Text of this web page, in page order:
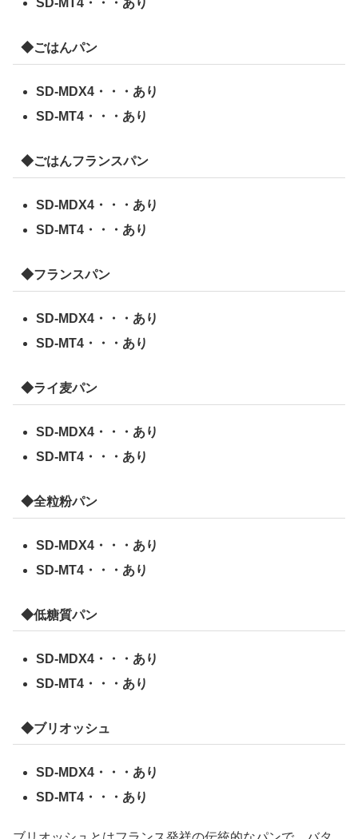
SD-MT4・・・あり
◆ごはんパン
SD-MDX4・・・あり
SD-MT4・・・あり
◆ごはんフランスパン
SD-MDX4・・・あり
SD-MT4・・・あり
◆フランスパン
SD-MDX4・・・あり
SD-MT4・・・あり
◆ライ麦パン
SD-MDX4・・・あり
SD-MT4・・・あり
◆全粒粉パン
SD-MDX4・・・あり
SD-MT4・・・あり
◆低糖質パン
SD-MDX4・・・あり
SD-MT4・・・あり
◆ブリオッシュ
SD-MDX4・・・あり
SD-MT4・・・あり